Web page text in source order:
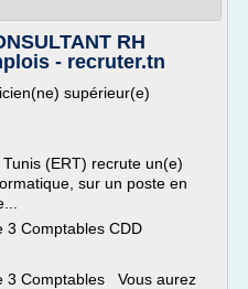
RH
- recruter.tn
supérieur(e)
(ERT) recrute un(e)
sur un poste en
3 Comptables CDD
3 Comptables Vous aurez